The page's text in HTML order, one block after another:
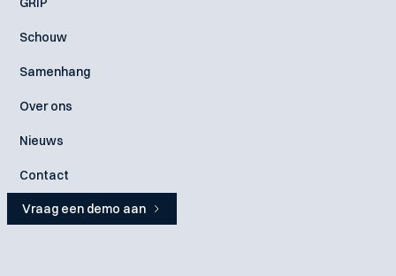
Schouw
Samenhang
Over ons
Nieuws
Contact
Vraag een demo aan